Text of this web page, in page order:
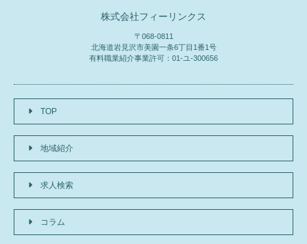
株式会社フィーリンクス
〒068-0811
北海道岩見沢市美園一条6丁目1番1号
有料職業紹介事業許可：01-ユ-300656
TOP
地域紹介
求人検索
コラム